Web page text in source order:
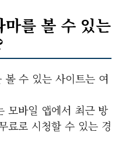
를 볼 수 있는
수 있는 사이트는 여
모바일 앱에서 최근 방
료로 시청할 수 있는 경